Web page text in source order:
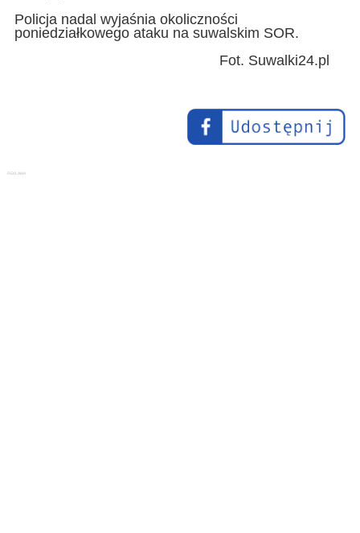
Policja nadal wyjaśnia okoliczności
poniedziałkowego ataku na suwalskim SOR.
Fot. Suwalki24.pl